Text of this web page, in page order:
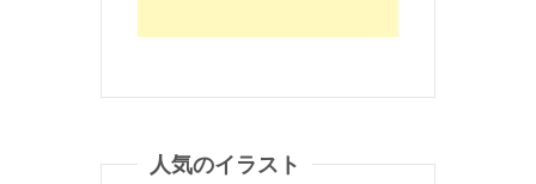
人気のイラスト